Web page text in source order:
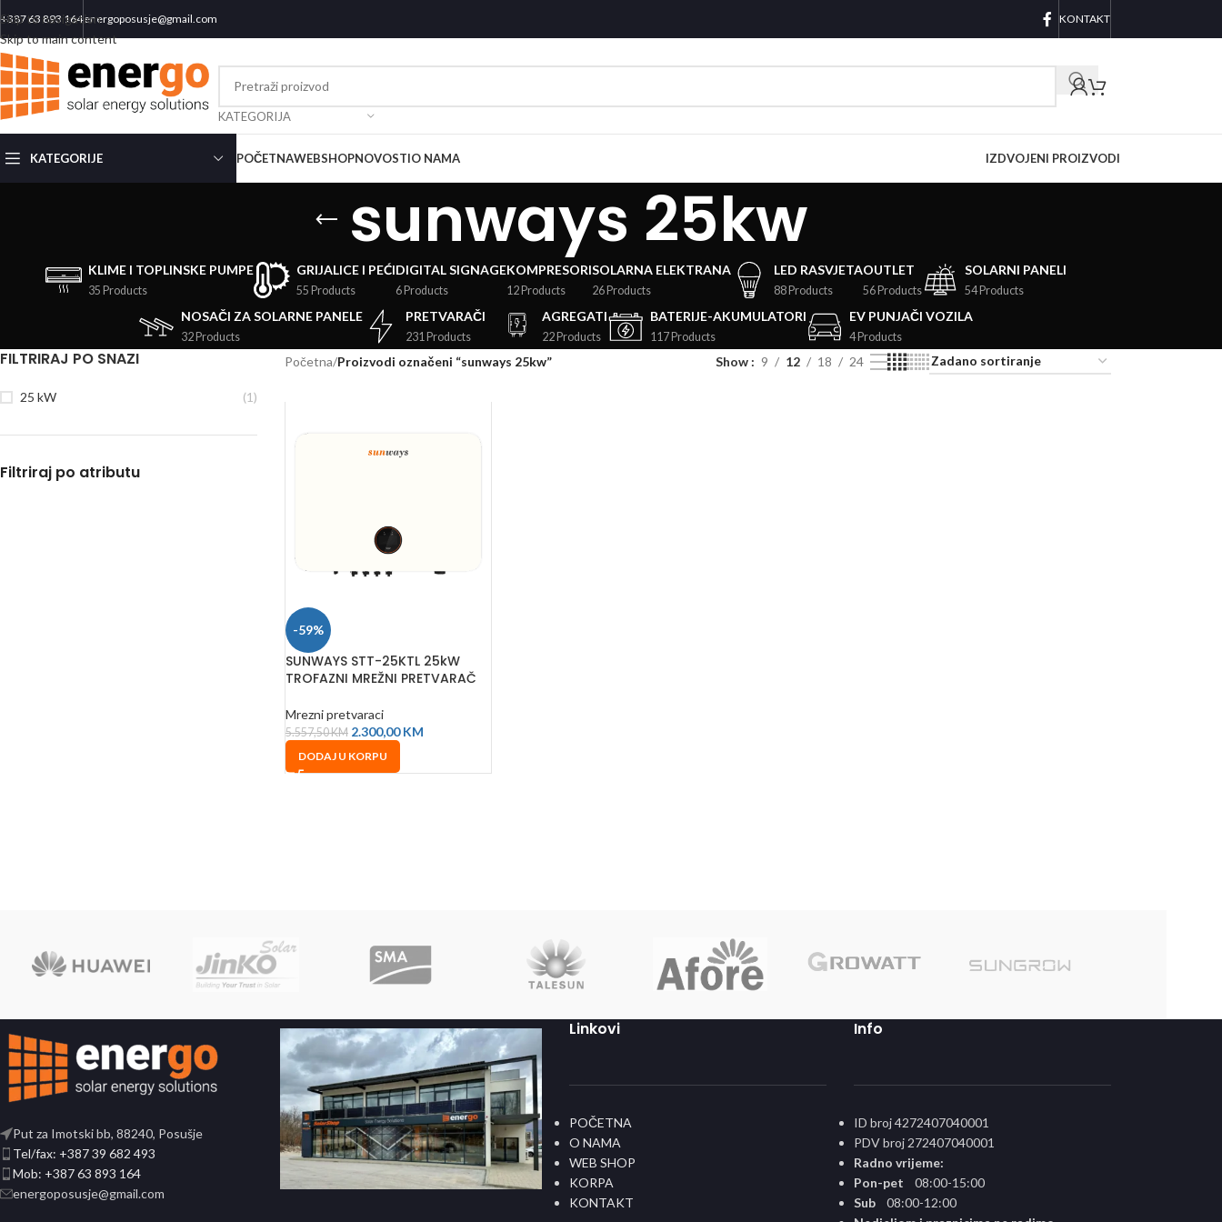
Skip to navigation
Skip to main content
+387 63 893 164energoposusje@gmail.com KONTAKT
KATEGORIJA
KATEGORIJE POČETNAWEBSHOPNOVOSTIO NAMA IZDVOJENI PROIZVODI
sunways 25kw
KLIME I TOPLINSKE PUMPE
35 Products
GRIJALICE I PEĆI
55 Products
DIGITAL SIGNAGE
6 Products
KOMPRESORI
12 Products
SOLARNA ELEKTRANA
26 Products
LED RASVJETA
88 Products
OUTLET
56 Products
SOLARNI PANELI
54 Products
NOSAČI ZA SOLARNE PANELE
32 Products
PRETVARAČI
231 Products
AGREGATI
22 Products
BATERIJE-AKUMULATORI
117 Products
EV PUNJAČI VOZILA
4 Products
FILTRIRAJ PO SNAZI
25 kW (1)
Filtriraj po atributu
Početna/Proizvodi označeni “sunways 25kw” Show 9 12 18 24
-59%
SUNWAYS STT-25KTL 25kW
TROFAZNI MREŽNI PRETVARAČ
Mrezni pretvaraci
5.557,50KM 2.300,00KM
DODAJ U KORPU
Put za Imotski bb, 88240, Posušje
Tel/fax: +387 39 682 493
Mob: +387 63 893 164
energoposusje@gmail.com
Linkovi
POČETNA
O NAMA
WEB SHOP
KORPA
KONTAKT
Info
ID broj 4272407040001
PDV broj 272407040001
Radno vrijeme:
Pon-pet
08:00-15:00
Sub
08:00-12:00